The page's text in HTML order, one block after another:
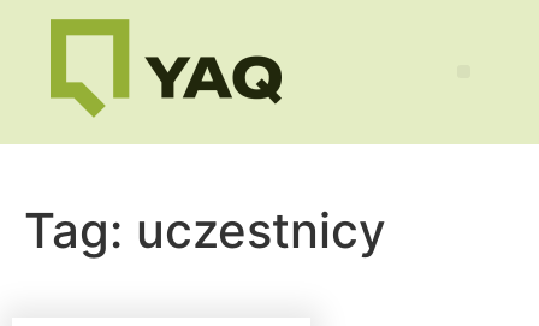
Tag: uczestnicy